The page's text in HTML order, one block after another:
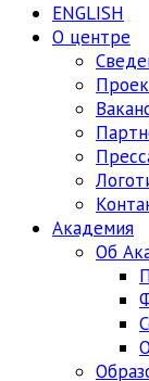
ENGLISH
О центре
Академия
Об